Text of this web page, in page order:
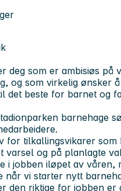
deg som er ambisiøs på
og som virkelig ønsker
det beste for barnet og
barnehage
for tilkallingsvikarer som
varsel og på planlagte
i jobben iløpet av våren,
når vi starter nytt
den riktige for jobben er